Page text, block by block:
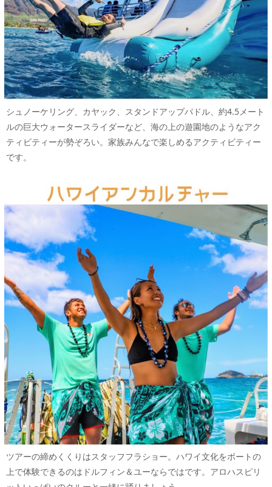
シュノーケリング、カヤック、スタンドアップパドル、約4.5メート
ルの巨大ウォータースライダーなど、海の上の遊園地のようなアク
ティビティーが勢ぞろい。家族みんなで楽しめるアクティビティー
です。
ツアーの締めくくりはスタッフフラショー。ハワイ文化をボートの
上で体験できるのはドルフィン＆ユーならではです。アロハスピリ